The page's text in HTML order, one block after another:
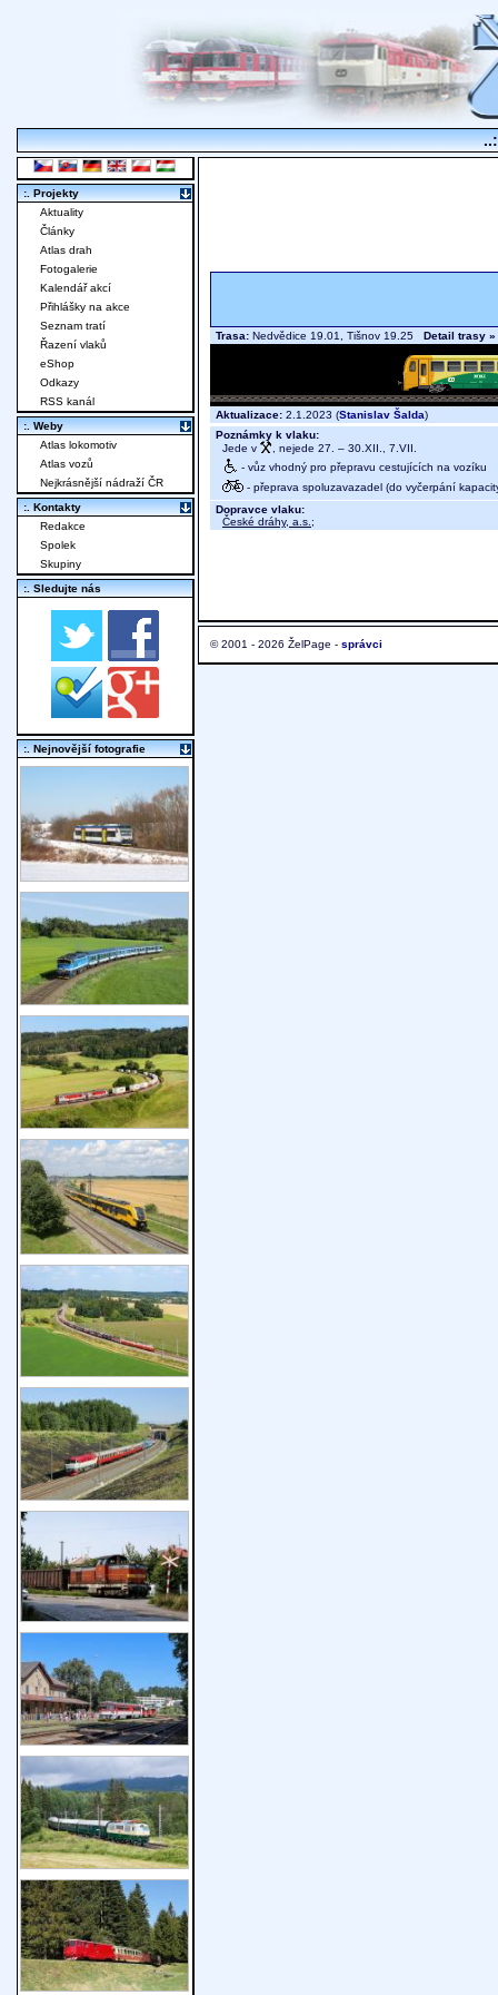
Trasa: Nedvědice 19.01, Tišnov 19.25 Detail trasy »
Aktualizace: 2.1.2023 (Stanislav Šalda)
Poznámky k vlaku:
Jede v
, nejede 27. – 30.XII., 7.VII.
- vůz vhodný pro přepravu cestujících na vozíku
- přeprava spoluzavazadel (do vyčerpání
Dopravce vlaku:
České dráhy, a.s. ;
© 2001 - 2026 ŽelPage - správci
:. Projekty
Aktuality
Články
Atlas drah
Fotogalerie
Kalendář akcí
Přihlášky na akce
Seznam tratí
Řazení vlaků
eShop
Odkazy
RSS kanál
:. Weby
Atlas lokomotiv
Atlas vozů
Nejkrásnější nádraží ČR
:. Kontakty
Redakce
Spolek
Skupiny
:. Sledujte nás
:. Nejnovější fotografie